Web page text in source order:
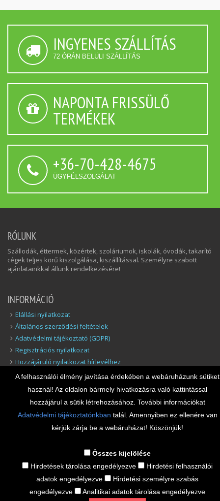
INGYENES SZÁLLÍTÁS
72 ÓRÁN BELÜLI SZÁLLÍTÁS
NAPONTA FRISSÜLŐ
TERMÉKEK
+36-70-428-4675
ÜGYFÉLSZOLGÁLAT
RÓLUNK
Szállodák, éttermek, közértek, szoláriumok, iskolák, óvodák, takarító
cégek teljes körű kiszolgálása, kiszállítással. Személyre szabott
ajánlatainkkal állunk rendelkezésére!
INFORMÁCIÓ
Elállási nyilatkozat
Általános szerződési feltételek
Adatvédelmi tájékoztató (GDPR)
Regisztrációs nyilatkozat
Hozzájáruló nyilatkozat hírlevélhez
Elállás a szerződéstől
Felelősség Korlátozása
ELÉRHETŐSÉGEINK
Tel.:+36-20-347-3335, +36-70-428-4675
E-mail: iroda@dnsolution.hu
Nyitvatartás: H-P 09:00-tól 15:00-ig
A felhasználói élmény javítása érdekében a webáruházunk sütiket
használ! Az oldalon bármely hivatkozásra való kattintással
hozzájárul a sütik létrehozásához. További információkat
Adatvédelmi tájékoztatónkban talál. Amennyiben ez ellenére van
kérjük zárja be a webáruházat! Köszönjük!
Összes kijelölése
Hirdetések tárolása engedélyezve
Hirdetési felhasználói
adatok engedélyezve
Hirdetési személyre szabás
engedélyezve
Analitikai adatok tárolása engedélyezve